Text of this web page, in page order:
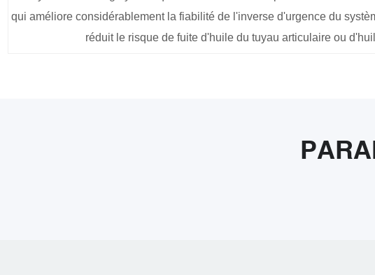
qui améliore considérablement la fiabilité de l'inverse d'urgence du
réduit le risque de fuite d'huile du tuyau articulaire ou